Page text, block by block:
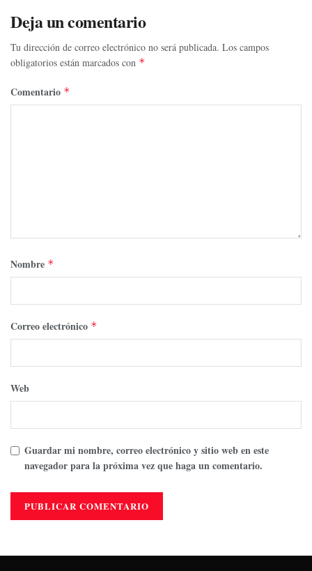
Deja un comentario
Tu dirección de correo electrónico no será publicada. Los campos
obligatorios están marcados con *
Comentario *
Nombre *
Correo electrónico *
Web
Guardar mi nombre, correo electrónico y sitio web en este
navegador para la próxima vez que haga un comentario.